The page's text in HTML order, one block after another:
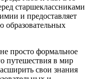
старшеклассниками
и предоставляет
образовательных
просто формальное
путешествия в мир
свои знания